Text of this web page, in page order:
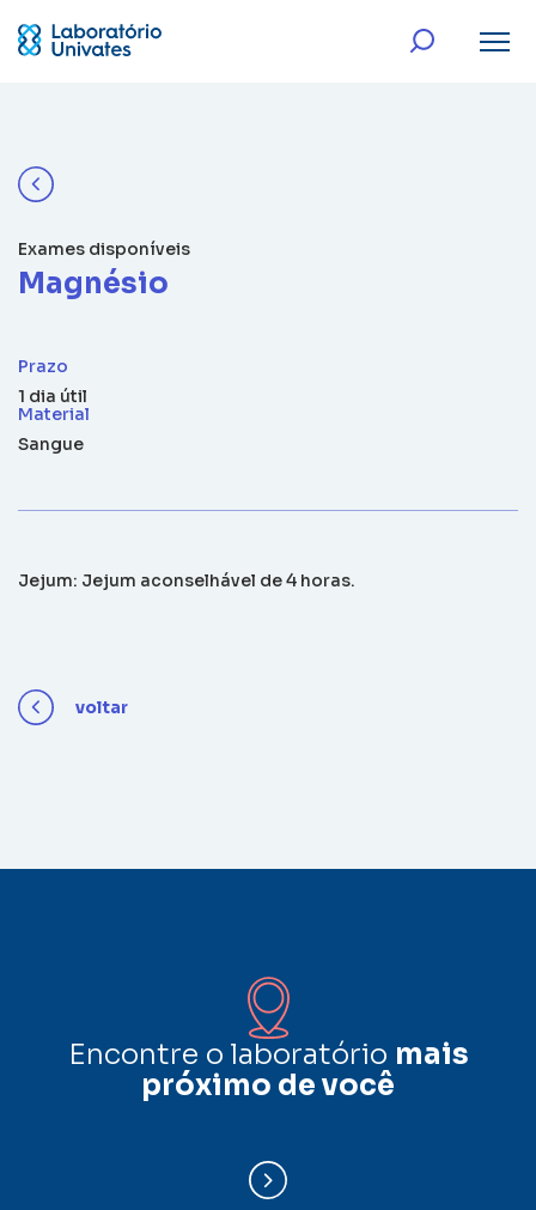
Exames disponíveis
Magnésio
Prazo
1 dia útil
Material
Sangue
Jejum: Jejum aconselhável de 4 horas.
voltar
Encontre o laboratório mais
próximo de você